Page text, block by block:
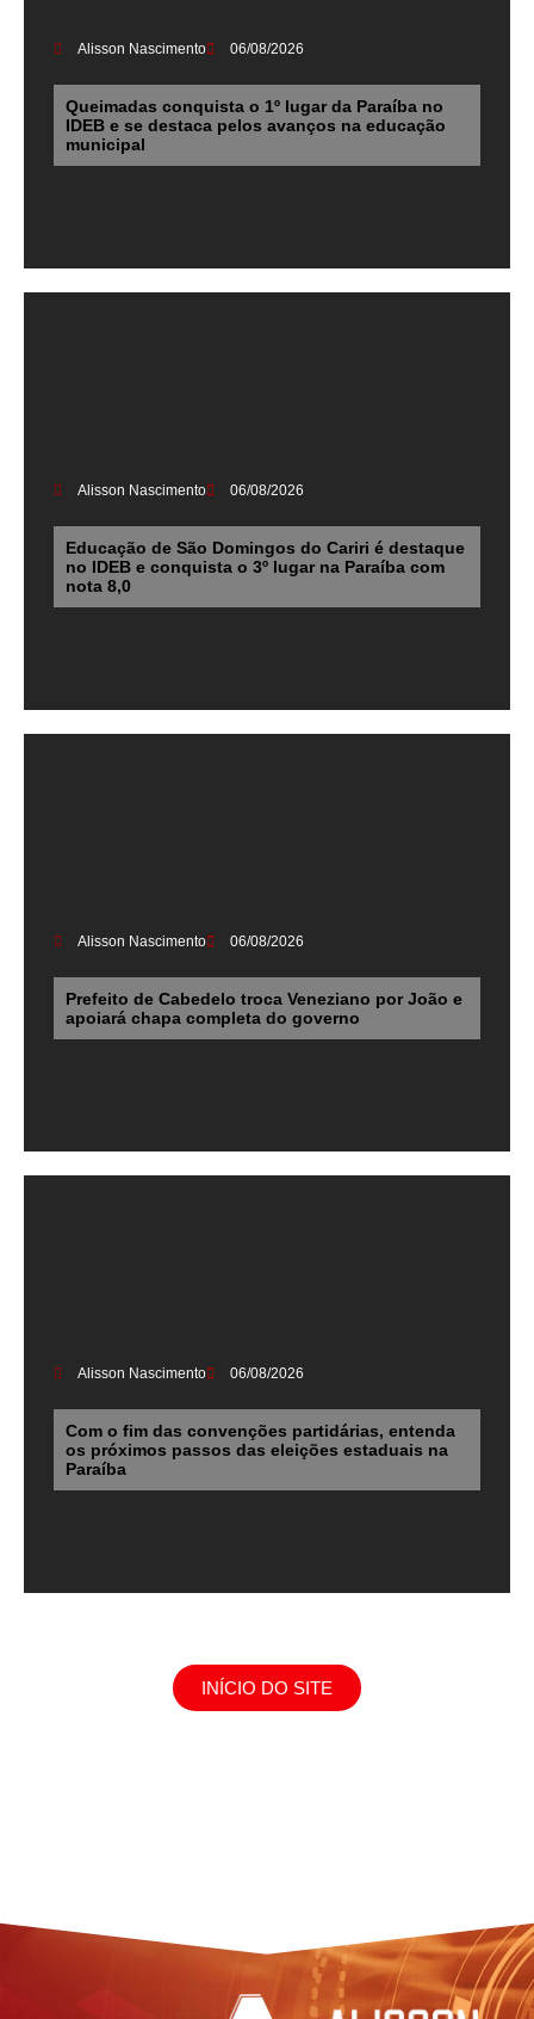
Alisson Nascimento 06/08/2026
Queimadas conquista o 1º lugar da Paraíba no
IDEB e se destaca pelos avanços na educação
municipal
Alisson Nascimento 06/08/2026
Educação de São Domingos do Cariri é destaque
no IDEB e conquista o 3º lugar na Paraíba com
nota 8,0
Alisson Nascimento 06/08/2026
Prefeito de Cabedelo troca Veneziano por João e
apoiará chapa completa do governo
Alisson Nascimento 06/08/2026
Com o fim das convenções partidárias, entenda
os próximos passos das eleições estaduais na
Paraíba
INÍCIO DO SITE